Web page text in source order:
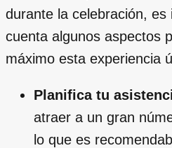
durante la celebración,
cuenta algunos aspectos
máximo esta experiencia
Planifica tu
atraer a un gran
lo que es